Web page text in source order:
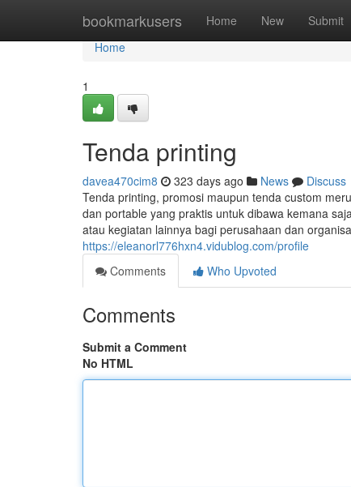
bookmarkusers Home New Submit
Home
Home
1
Tenda printing
davea470cim8 323 days ago News
Discuss
Tenda printing, promosi maupun tenda custom
dan portable yang praktis untuk dibawa kemana
atau kegiatan lainnya bagi perusahaan dan
https://eleanorl776hxn4.vidublog.com/profile
Comments
Who Upvoted
Comments
Submit a Comment
No HTML